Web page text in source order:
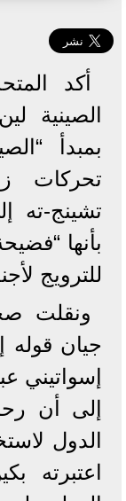
أكد
الصينية
بمبدأ
تحركات
تشينج-ته
بأنها
للترويج
جيان قوله
إسواتيني
إلى أن
الدول
اعتبرته